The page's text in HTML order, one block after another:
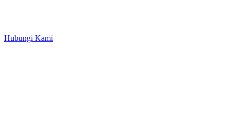
Hubungi Kami